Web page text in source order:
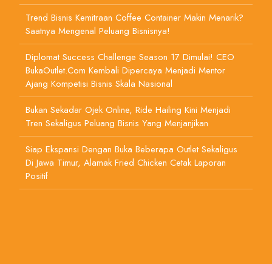
Trend Bisnis Kemitraan Coffee Container Makin Menarik?
Saatnya Mengenal Peluang Bisnisnya!
Diplomat Success Challenge Season 17 Dimulai! CEO
BukaOutlet.com Kembali Dipercaya Menjadi Mentor
Ajang Kompetisi Bisnis Skala Nasional
Bukan Sekadar Ojek Online, Ride Hailing Kini Menjadi
Tren Sekaligus Peluang Bisnis Yang Menjanjikan
Siap Ekspansi Dengan Buka Beberapa Outlet Sekaligus
Di Jawa Timur, Alamak Fried Chicken Cetak Laporan
Positif